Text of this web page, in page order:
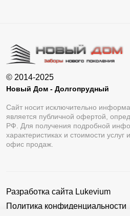
© 2014-2025
Новый Дом - Долгопрудный
Сайт носит исключительно
является публичной офертой,
РФ. Для получения подробной
характеристиках и стоимости
офис продаж.
Разработка сайта Lukevium
Политика конфиденциальности